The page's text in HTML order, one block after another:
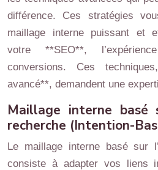
différence. Ces stratégies
maillage interne puissant et
votre **SEO**,
conversions. Ces
avancé**, demandent une
Maillage interne basé
recherche (Intention-
Le maillage interne basé sur
consiste à adapter vos liens